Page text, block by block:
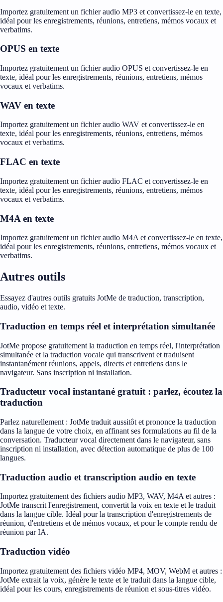
Importez gratuitement un fichier audio MP3 et convertissez-le en texte,
idéal pour les enregistrements, réunions, entretiens, mémos vocaux et
verbatims.
OPUS en texte
Importez gratuitement un fichier audio OPUS et convertissez-le en
texte, idéal pour les enregistrements, réunions, entretiens, mémos
vocaux et verbatims.
WAV en texte
Importez gratuitement un fichier audio WAV et convertissez-le en
texte, idéal pour les enregistrements, réunions, entretiens, mémos
vocaux et verbatims.
FLAC en texte
Importez gratuitement un fichier audio FLAC et convertissez-le en
texte, idéal pour les enregistrements, réunions, entretiens, mémos
vocaux et verbatims.
M4A en texte
Importez gratuitement un fichier audio M4A et convertissez-le en texte,
idéal pour les enregistrements, réunions, entretiens, mémos vocaux et
verbatims.
Autres outils
Essayez d'autres outils gratuits JotMe de traduction, transcription,
audio, vidéo et texte.
Traduction en temps réel et interprétation simultanée
JotMe propose gratuitement la traduction en temps réel, l'interprétation
simultanée et la traduction vocale qui transcrivent et traduisent
instantanément réunions, appels, directs et entretiens dans le
navigateur. Sans inscription ni installation.
Traducteur vocal instantané gratuit : parlez, écoutez la
traduction
Parlez naturellement : JotMe traduit aussitôt et prononce la traduction
dans la langue de votre choix, en affinant ses formulations au fil de la
conversation. Traducteur vocal directement dans le navigateur, sans
inscription ni installation, avec détection automatique de plus de 100
langues.
Traduction audio et transcription audio en texte
Importez gratuitement des fichiers audio MP3, WAV, M4A et autres :
JotMe transcrit l'enregistrement, convertit la voix en texte et le traduit
dans la langue cible. Idéal pour la transcription d'enregistrements de
réunion, d'entretiens et de mémos vocaux, et pour le compte rendu de
réunion par IA.
Traduction vidéo
Importez gratuitement des fichiers vidéo MP4, MOV, WebM et autres :
JotMe extrait la voix, génère le texte et le traduit dans la langue cible,
idéal pour les cours, enregistrements de réunion et sous-titres vidéo.